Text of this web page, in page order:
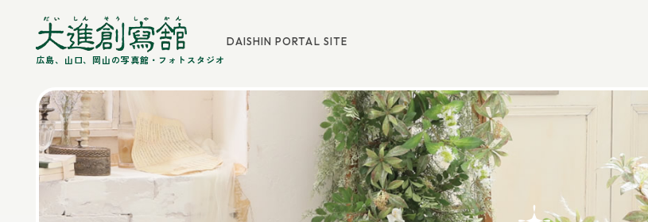
広島、山口、岡山の写真館・フォトスタジオ
DAISHIN PORTAL SITE